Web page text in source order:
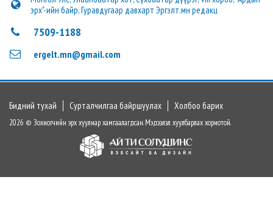
эрх"-ийн байр, Гуравдугаар давхарт Эргэлт.мн редакц
7509-1188
ergelt.mn@gmail.com
Бидний тухай Сурталчилгаа байршуулах Холбоо барих
2026 © Зохиогчийн эрх хуулиар хамгаалагдсан. Мэдээлэл хуулбарлах хориотой.